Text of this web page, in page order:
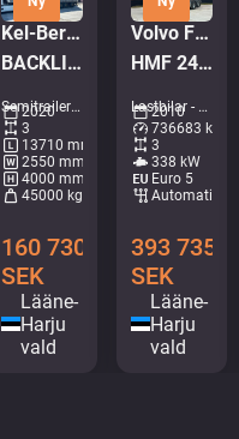
Kel-Berg PRSH-27-SYS NLL
BACKLIFT / SAF AXELS
Semitrailers - Kapell • M404-2042
2020
3
13710 mm
2550 mm
4000 mm
45000 kg
160 730
SEK
Lääne-
Harju
vald
Volvo FM 450 6x2*4
HMF 2420 K5 / PALIFT L=4750 mm
Lastbilar - Lastväxlare med kran • M062-7905
2010
736683 km
3
338 kW
Euro 5
Automatisk
393 735
SEK
Lääne-
Harju
vald